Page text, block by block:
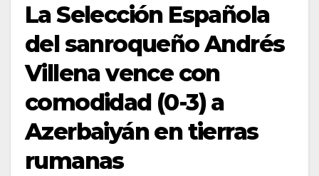
La Selección Española
del sanroqueño Andrés
Villena vence con
comodidad (0-3) a
Azerbaiyán en tierras
rumanas